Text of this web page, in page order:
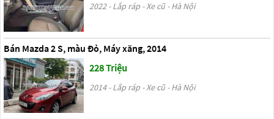
2022 - Lắp ráp - Xe cũ - Hà Nội
Bán Mazda 2 S, màu Đỏ, Máy xăng, 2014
228 Triệu
2014 - Lắp ráp - Xe cũ - Hà Nội